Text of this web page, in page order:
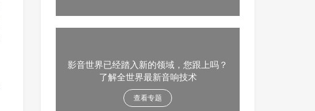
影音世界已经踏入新的领域，您跟上吗？
了解全世界最新音响技术
查看专题